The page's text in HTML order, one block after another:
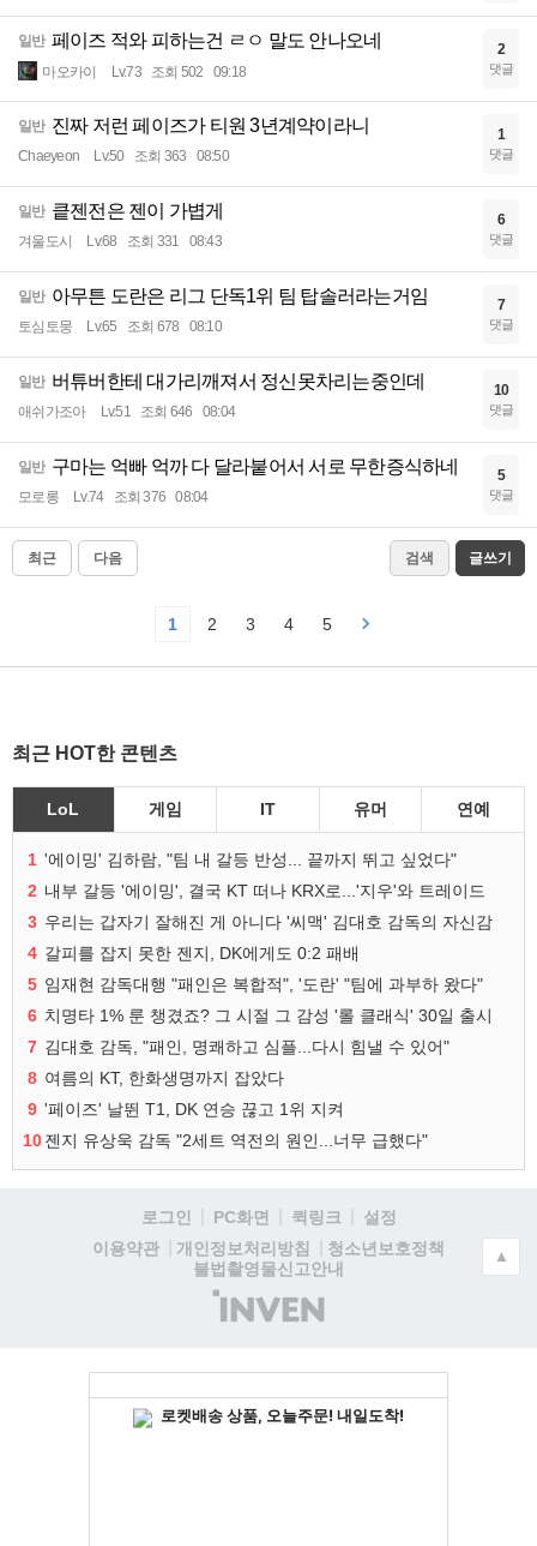
일반 페이즈 적와 피하는건 ㄹㅇ 말도 안나오네
마오카이 Lv.73 조회 502 09:18
2
댓글
일반 진짜 저런 페이즈가 티원 3년계약이라니
Chaeyeon Lv.50 조회 363 08:50
1
댓글
일반 킅젠전은 젠이 가볍게
겨울도시 Lv.68 조회 331 08:43
6
댓글
일반 아무튼 도란은 리그 단독1위 팀 탑솔러라는거임
토심토뭉 Lv.65 조회 678 08:10
7
댓글
일반 버튜버한테 대가리깨져서 정신못차리는중인데
애쉬가조아 Lv.51 조회 646 08:04
10
댓글
일반 구마는 억빠 억까 다 달라붙어서 서로 무한증식하네
모로롱 Lv.74 조회 376 08:04
5
댓글
최근 다음 검색 글쓰기
1 2 3 4 5
최근 HOT한 콘텐츠
LoL 게임 IT 유머 연예
1 '에이밍' 김하람, "팀 내 갈등 반성... 끝까지 뛰고 싶었다"
2 내부 갈등 '에이밍', 결국 KT 떠나 KRX로...'지우'와 트레이드
3 우리는 갑자기 잘해진 게 아니다 '씨맥' 김대호 감독의 자신감
4 갈피를 잡지 못한 젠지, DK에게도 0:2 패배
5 임재현 감독대행 "패인은 복합적", '도란' "팀에 과부하 왔다"
6 치명타 1% 룬 챙겼죠? 그 시절 그 감성 '롤 클래식' 30일 출시
7 김대호 감독, "패인, 명쾌하고 심플...다시 힘낼 수 있어"
8 여름의 KT, 한화생명까지 잡았다
9 '페이즈' 날뛴 T1, DK 연승 끊고 1위 지켜
10젠지 유상욱 감독 "2세트 역전의 원인...너무 급했다"
로그인 PC화면 퀵링크
설정
이용약관
개인정보처리방침
청소년보호정책
불법촬영물신고안내
(주)
인
▲